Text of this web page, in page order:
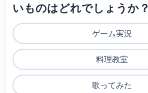
いものはどれでしょうか？
ゲーム実況
料理教室
歌ってみた